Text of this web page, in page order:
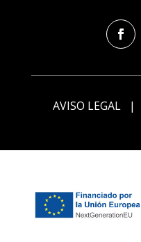
AVISO LEGAL |